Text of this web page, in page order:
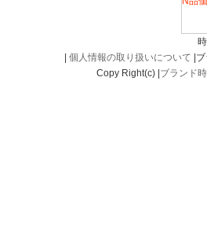
個人情報の取り扱いについて |
Copy Right(c) | ブランド